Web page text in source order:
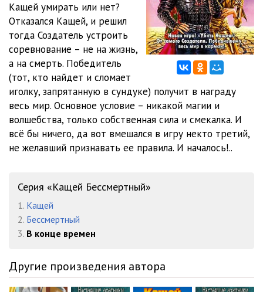
02-04 12:42
03-01 10:44
03-02 10:11
03-03
03-04
03-05 10:02
03-06 11:38
04-02
04-04
Кащей умирать или нет?
Отказался Кащей, и решил
тогда Создатель устроить
соревнование – не на жизнь,
а на смерть. Победитель
(тот, кто найдет и сломает
иголку, запрятанную в сундуке) получит в награду
весь мир. Основное условие – никакой магии и
волшебства, только собственная сила и смекалка. И
всё бы ничего, да вот вмешался в игру некто третий,
не желавший признавать ее правила. И началось!..
Серия «Кащей Бессмертный»
1. Кащей
2. Бессмертный
3. В конце времен
Другие произведения автора